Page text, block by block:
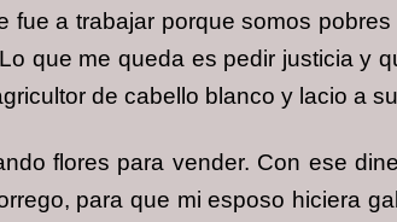
fue a trabajar porque somos
que me queda es pedir justicia y
de cabello blanco y lacio a
flores para vender. Con ese
para que mi esposo hiciera